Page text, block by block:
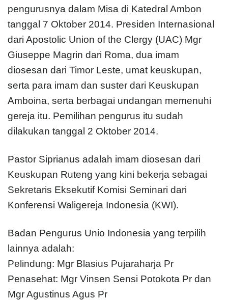
pengurusnya dalam Misa di Katedral Ambon
tanggal 7 Oktober 2014. Presiden Internasional
dari Apostolic Union of the Clergy (UAC) Mgr
Giuseppe Magrin dari Roma, dua imam
diosesan dari Timor Leste, umat keuskupan,
serta para imam dan suster dari Keuskupan
Amboina, serta berbagai undangan memenuhi
gereja itu. Pemilihan pengurus itu sudah
dilakukan tanggal 2 Oktober 2014.
Pastor Siprianus adalah imam diosesan dari
Keuskupan Ruteng yang kini bekerja sebagai
Sekretaris Eksekutif Komisi Seminari dari
Konferensi Waligereja Indonesia (KWI).
Badan Pengurus Unio Indonesia yang terpilih
lainnya adalah:
Pelindung: Mgr Blasius Pujaraharja Pr
Penasehat: Mgr Vinsen Sensi Potokota Pr dan
Mgr Agustinus Agus Pr